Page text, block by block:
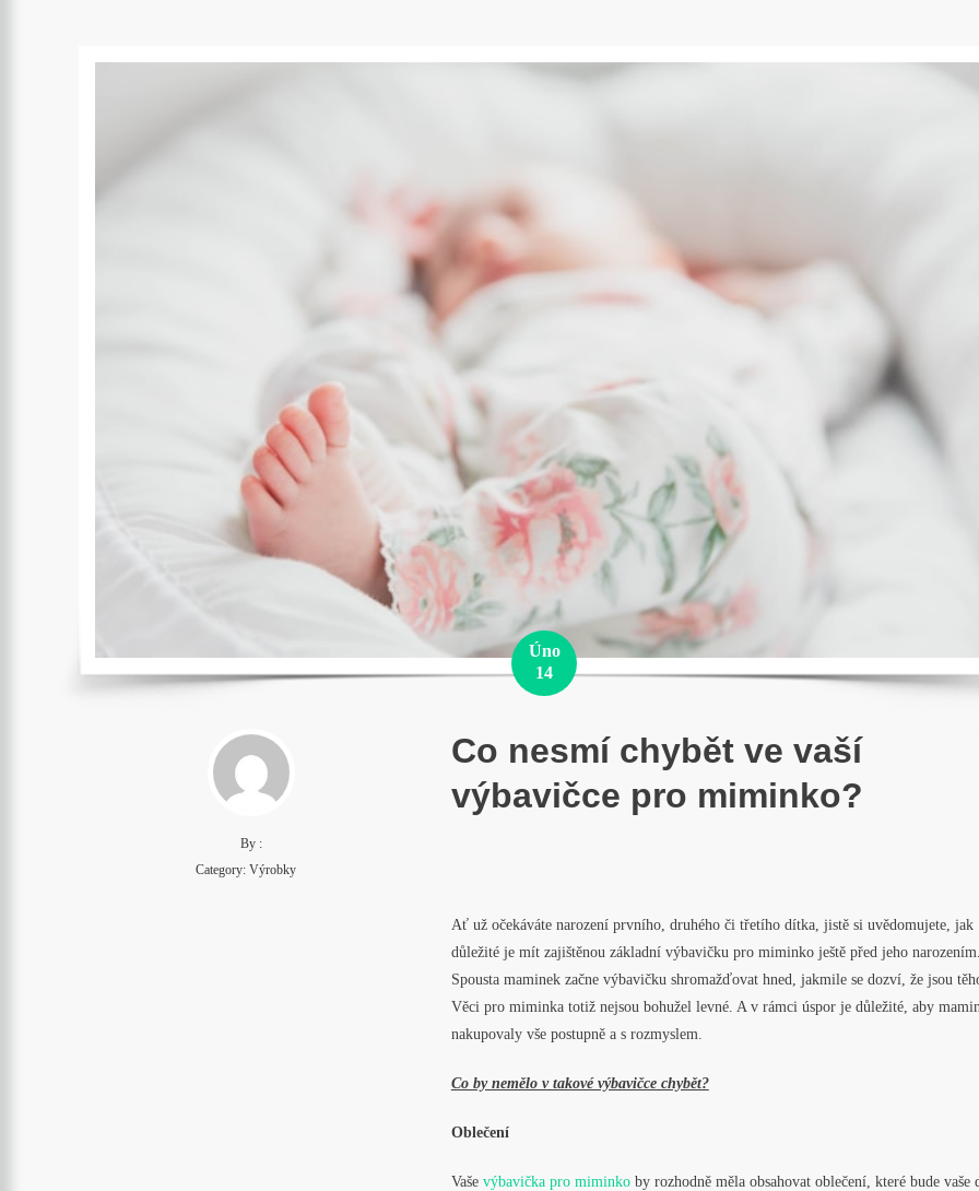
Úno
14
Co nesmí chybět ve vaší
výbavičce pro miminko?
Ať už očekáváte narození prvního, druhého či třetího dítka, jistě si uvědomujete, jak
důležité je mít zajištěnou základní výbavičku pro miminko ještě před jeho
Spousta maminek začne výbavičku shromažďovat hned, jakmile se dozví, že jsou
Věci pro miminka totiž nejsou bohužel levné. A v rámci úspor je důležité, aby
nakupovaly vše postupně a s rozmyslem.
Co by nemělo v takové výbavičce chybět?
Oblečení
Vaše výbavička pro miminkoby rozhodně měla obsahovat oblečení, které bude vaše
By :
Category: Výrobky